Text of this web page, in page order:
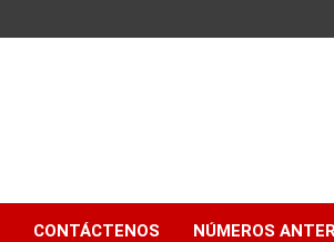
CONTÁCTENOS NÚMEROS